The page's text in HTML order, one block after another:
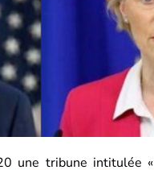
une tribune intitulée «